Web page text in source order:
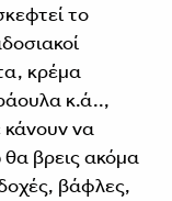
το
κρέμα
κ.ά..,
να
βρεις ακόμα
βάφλες,